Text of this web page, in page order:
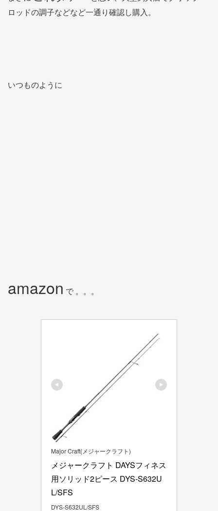
ロッドの調子などなど一通り確認し購入。
いつものように
amazon で 。。。
Major Craft(メジャークラフト)
メジャークラフト DAYSフィネス
用ソリッド2ピース DYS-S632U
L/SFS
DYS-S632UL/SFS